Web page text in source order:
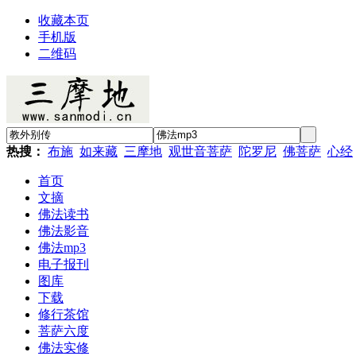
收藏本页
手机版
二维码
热搜： 布施 如来藏 三摩地 观世音菩萨 陀罗尼 佛菩萨 心经
首页
文摘
佛法读书
佛法影音
佛法mp3
电子报刊
图库
下载
修行茶馆
菩萨六度
佛法实修